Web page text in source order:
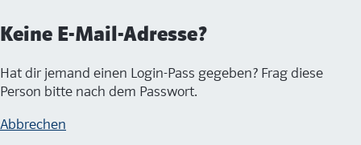
Keine E-Mail-Adresse?
Hat dir jemand einen Login-Pass gegeben? Frag diese
Person bitte nach dem Passwort.
Abbrechen